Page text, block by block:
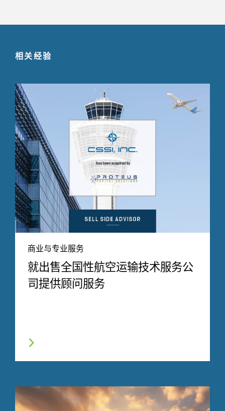
相关经验
商业与专业服务
就出售全国性航空运输技术服务公
司提供顾问服务